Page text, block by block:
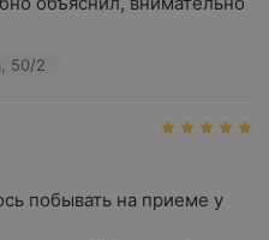
50/2
побывать на приеме у